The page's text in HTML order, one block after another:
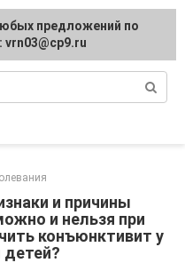
и причины
и нельзя при
конъюнктивит у
детей?
предложений по
vrn03@cp9.ru